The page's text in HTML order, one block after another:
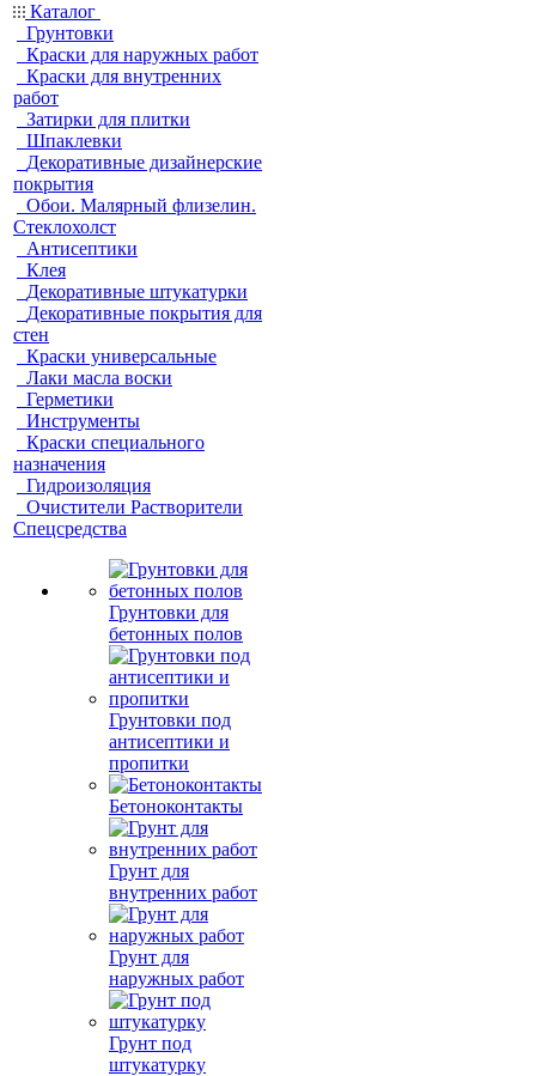
Каталог
Грунтовки
Краски для наружных работ
Краски для внутренних
работ
Затирки для плитки
Шпаклевки
Декоративные дизайнерские
покрытия
Обои. Малярный флизелин.
Стеклохолст
Антисептики
Клея
Декоративные штукатурки
Декоративные покрытия для
стен
Краски универсальные
Лаки масла воски
Герметики
Инструменты
Краски специального
назначения
Гидроизоляция
Очистители Растворители
Спецсредства
Грунтовки для
бетонных полов
Грунтовки под
антисептики и
пропитки
Бетоноконтакты
Грунт для
внутренних работ
Грунт для
наружных работ
Грунт под
штукатурку